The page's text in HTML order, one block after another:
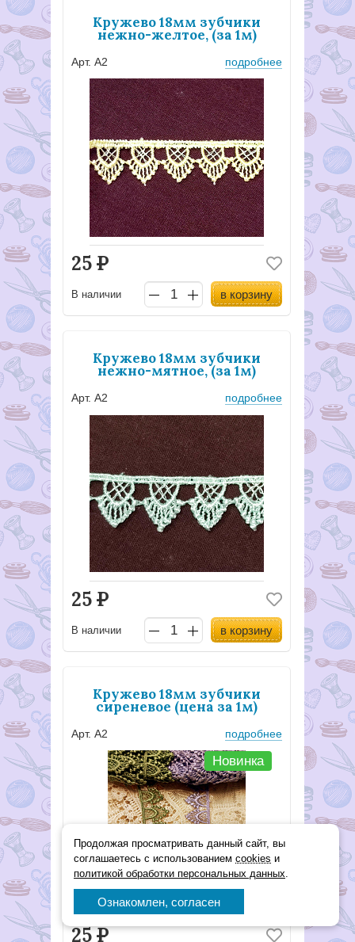
Кружево 18мм зубчики
нежно-желтое, (за 1м)
Арт. А2 подробнее
25Р
В наличии в корзину
Кружево 18мм зубчики
нежно-мятное, (за 1м)
Арт. А2 подробнее
25Р
В наличии в корзину
Кружево 18мм зубчики
сиреневое (цена за 1м)
Арт. А2 подробнее
Новинка
25Р
Продолжая просматривать данный сайт, вы
соглашаетесь с использованием cookies и
политикой обработки персональных данных.
Ознакомлен, согласен